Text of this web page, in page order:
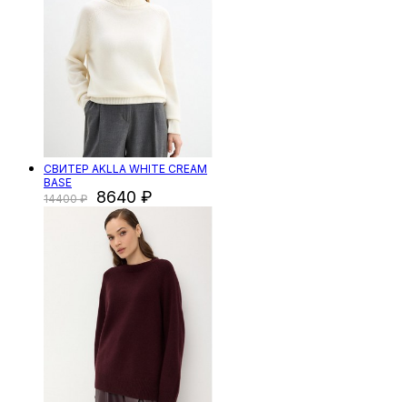
СВИТЕР AKLLA WHITE CREAM
BASE
14400
8640